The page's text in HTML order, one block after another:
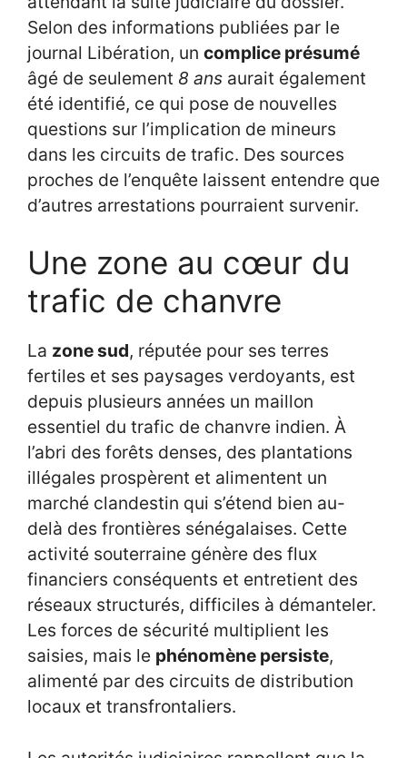
Selon des informations publiées par le
journal Libération, un complice présumé
âgé de seulement 8 ans aurait également
été identifié, ce qui pose de nouvelles
questions sur l’implication de mineurs
dans les circuits de trafic. Des sources
proches de l’enquête laissent entendre que
d’autres arrestations pourraient survenir.
Une zone au cœur du
trafic de chanvre
La zone sud, réputée pour ses terres
fertiles et ses paysages verdoyants, est
depuis plusieurs années un maillon
essentiel du trafic de chanvre indien. À
l’abri des forêts denses, des plantations
illégales prospèrent et alimentent un
marché clandestin qui s’étend bien au-
delà des frontières sénégalaises. Cette
activité souterraine génère des flux
financiers conséquents et entretient des
réseaux structurés, difficiles à démanteler.
Les forces de sécurité multiplient les
saisies, mais le phénomène persiste,
alimenté par des circuits de distribution
locaux et transfrontaliers.